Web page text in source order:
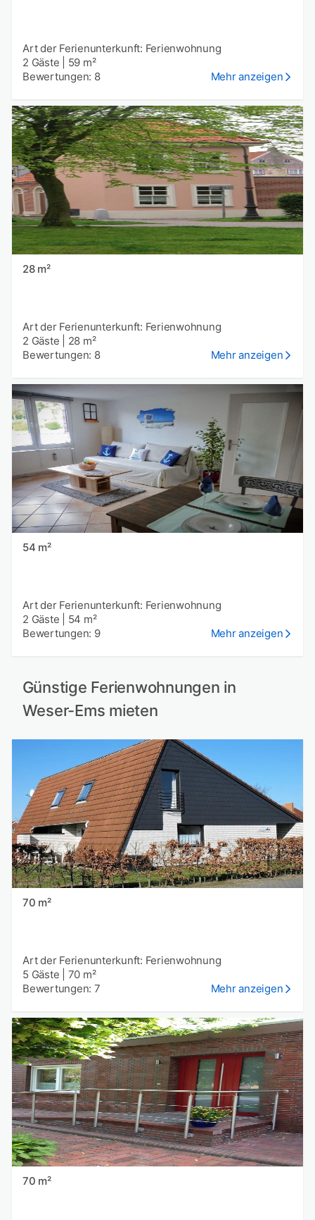
Art der Ferienunterkunft: Ferienwohnung
2 Gäste
59 m²
Bewertungen: 8
Mehr anzeigen
28 m²
Art der Ferienunterkunft: Ferienwohnung
2 Gäste
28 m²
Bewertungen: 8
Mehr anzeigen
54 m²
Art der Ferienunterkunft: Ferienwohnung
2 Gäste
54 m²
Bewertungen: 9
Mehr anzeigen
Günstige Ferienwohnungen in
Weser-Ems mieten
70 m²
Art der Ferienunterkunft: Ferienwohnung
5 Gäste
70 m²
Bewertungen: 7
Mehr anzeigen
70 m²